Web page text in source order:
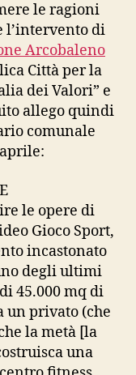
le ragioni
l’intervento di
Arcobaleno
Città per la
dei Valori” e
allego quindi
comunale
le opere di
Gioco Sport,
incastonato
degli ultimi
45.000 mq di
un privato (che
la metà [la
una